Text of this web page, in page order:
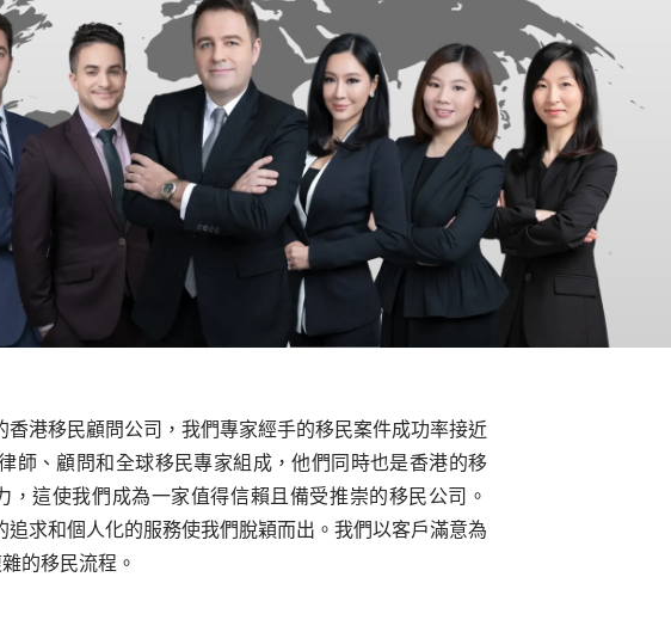
香港移民顧問公司，我們專家經手的移民案件成功率接近
師、顧問和全球移民專家組成，他們同時也是香港的移
，這使我們成為一家值得信賴且備受推崇的移民公司。
求和個人化的服務使我們脫穎而出。我們以客戶滿意為
的移民流程。